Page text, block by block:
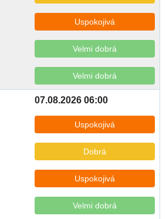
Uspokojivá
Velmi dobrá
Velmi dobrá
07.08.2026 06:00
Uspokojivá
Dobrá
Uspokojivá
Velmi dobrá